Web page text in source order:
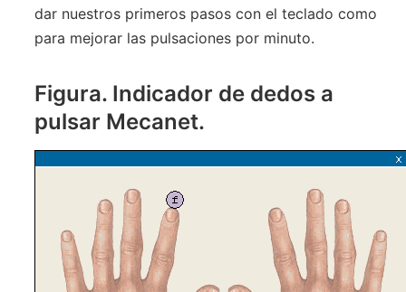
dar nuestros primeros pasos con el teclado como
para mejorar las pulsaciones por minuto.
Figura. Indicador de dedos a
pulsar Mecanet.